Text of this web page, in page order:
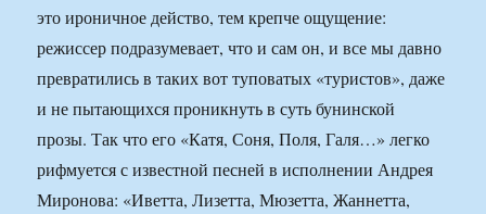
это ироничное действо, тем крепче ощущение:
режиссер подразумевает, что и сам он, и все мы давно
превратились в таких вот туповатых «туристов», даже
и не пытающихся проникнуть в суть бунинской
прозы. Так что его «Катя, Соня, Поля, Галя…» легко
рифмуется с известной песней в исполнении Андрея
Миронова: «Иветта, Лизетта, Мюзетта, Жаннетта,